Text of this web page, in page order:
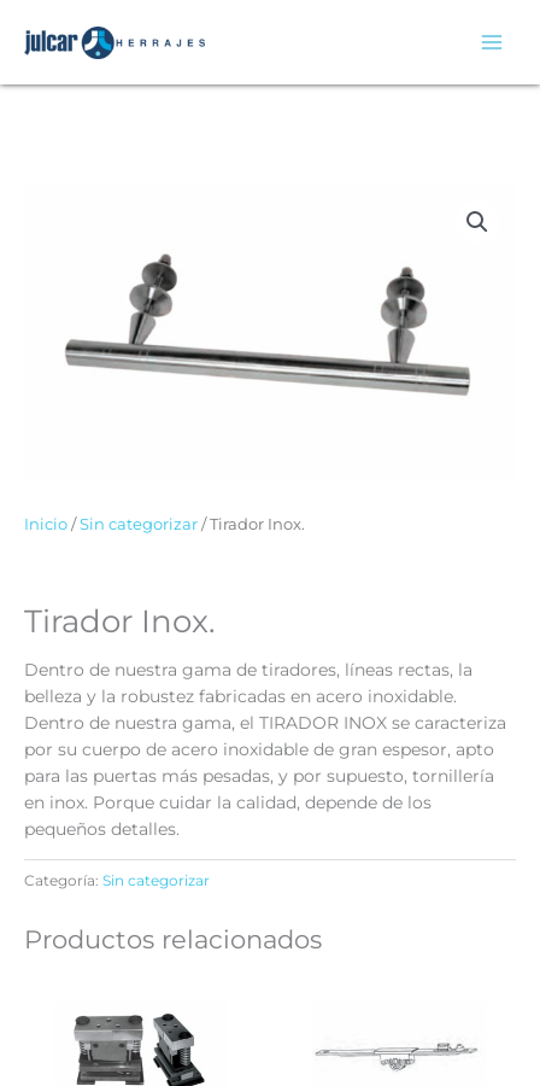
Inicio /Sin categorizar / Tirador Inox.
Tirador Inox.
Dentro de nuestra gama de tiradores, líneas rectas, la
belleza y la robustez fabricadas en acero inoxidable.
Dentro de nuestra gama, el TIRADOR INOX se caracteriza
por su cuerpo de acero inoxidable de gran espesor, apto
para las puertas más pesadas, y por supuesto, tornillería
en inox. Porque cuidar la calidad, depende de los
pequeños detalles.
Categoría: Sin categorizar
Productos relacionados